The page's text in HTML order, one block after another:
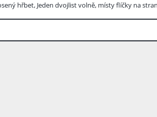
hřbet, Jeden dvojlist volně, místy flíčky na